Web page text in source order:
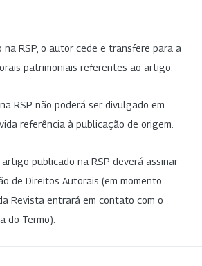
RSP, o autor cede e transfere para a
patrimoniais referentes ao artigo.
RSP não poderá ser divulgado em
referência à publicação de origem.
publicado na RSP deverá assinar
de Direitos Autorais (em momento
Revista entrará em contato com o
do Termo).